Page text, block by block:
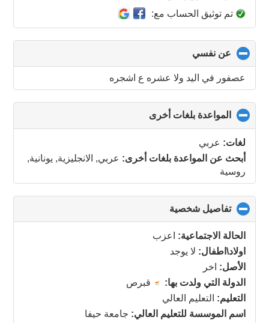
تم توثيق الحساب مع:
عن نفسي
to
collapse
contents
عصفور في اليد ولا عشره ع اشجره
المواعدة بلغات أخرى
to
contents
لغات: عربي
أبحث عن المواعدة بلغات أخرى: عربي, الانجليزية, يونانية,
روسية
تفاصيل شخصية
to
collapse
contents
الحالة الاجتماعية:
اعزب
اولاد\اطفال: لا يوجد
الأصل: اخر
الدولة التي ولدت بها:
قبرص
التعليم: التعليم العالي
اسم الموسسة للتعليم العالي: جامعة حيفا